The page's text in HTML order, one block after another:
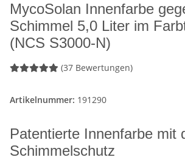
MycoSolan Innenfarbe
Schimmel 5,0 Liter im
(NCS S3000-N)
(37 Bewertungen)
Artikelnummer: 191290
Patentierte Innenfarbe mit
Schimmelschutz